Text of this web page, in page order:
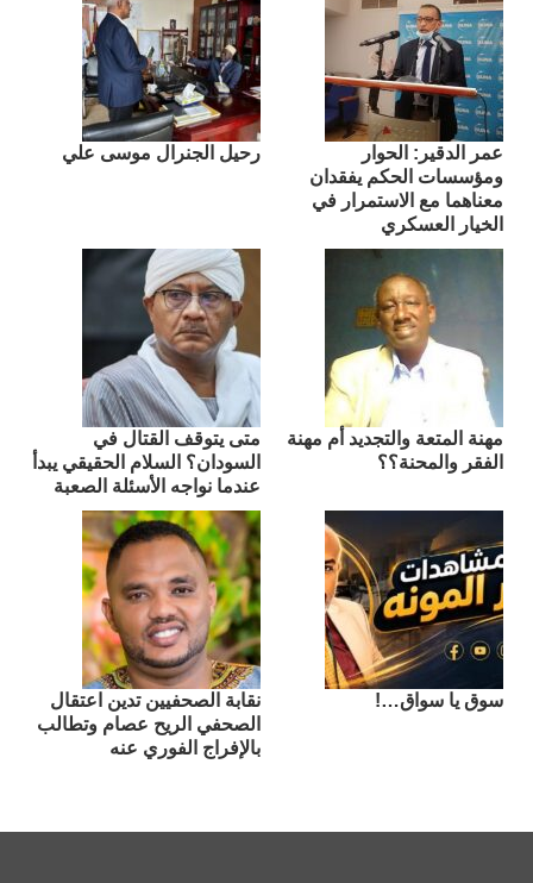
عمر الدقير: الحوار
ومؤسسات الحكم يفقدان
معناهما مع الاستمرار في
الخيار العسكري
رحيل الجنرال موسى علي
مهنة المتعة والتجديد أم مهنة
الفقر والمحنة؟؟
متى يتوقف القتال في
السودان؟ السلام الحقيقي يبدأ
عندما نواجه الأسئلة الصعبة
سوق يا سواق…!
نقابة الصحفيين تدين اعتقال
الصحفي الريح عصام وتطالب
بالإفراج الفوري عنه